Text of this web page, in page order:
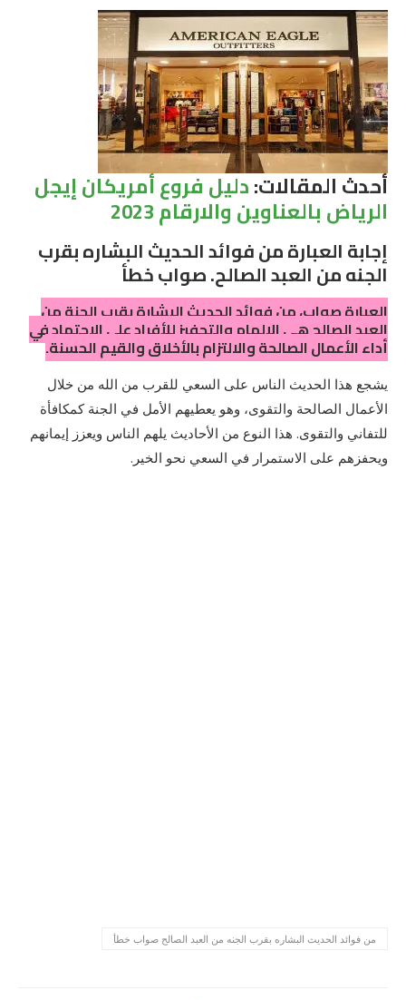
أحدث المقالات:دليل فروع أمريكان إيجل
الرياض بالعناوين والارقام 2023
إجابة العبارة من فوائد الحديث البشاره بقرب
الجنه من العبد الصالح. صواب خطأ
العبارة صواب، من فوائد الحديث البشارة بقرب الجنة من
العبد الصالح هي الإلهام والتحفيز للأفراد على الاجتهاد في
أداء الأعمال الصالحة والالتزام بالأخلاق والقيم الحسنة.
يشجع هذا الحديث الناس على السعي للقرب من الله من خلال
الأعمال الصالحة والتقوى، وهو يعطيهم الأمل في الجنة كمكافأة
للتفاني والتقوى. هذا النوع من الأحاديث يلهم الناس ويعزز إيمانهم
ويحفزهم على الاستمرار في السعي نحو الخير.
من فوائد الحديث البشاره بقرب الجنه من العبد الصالح صواب خطأ